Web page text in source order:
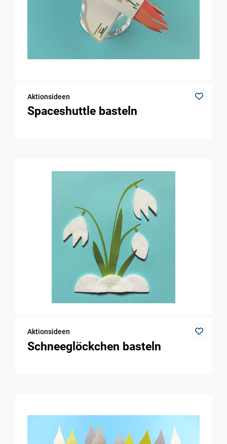
Aktionsideen
Spaceshuttle basteln
Aktionsideen
Schneeglöckchen basteln